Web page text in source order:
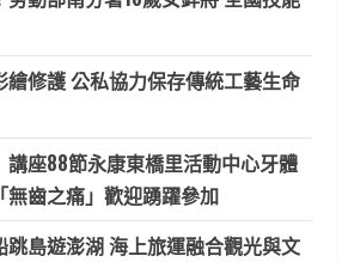
繪修護 公私協力保存傳統工藝生命
講座88節永康東橋里活動中心牙體
齒之痛」歡迎踴躍參加
跳島遊澎湖 海上旅運融合觀光與文